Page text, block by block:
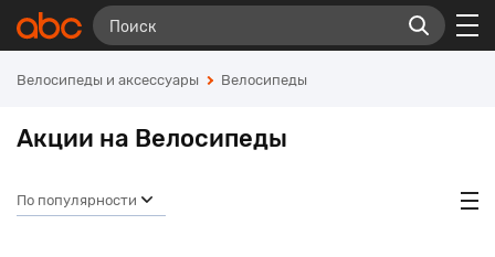
Велосипеды и аксессуары Велосипеды
Акции на Велосипеды
По популярности